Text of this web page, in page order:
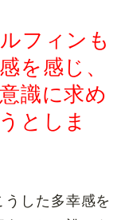
フィンも
を感じ、
識に求め
としま
した多幸感を